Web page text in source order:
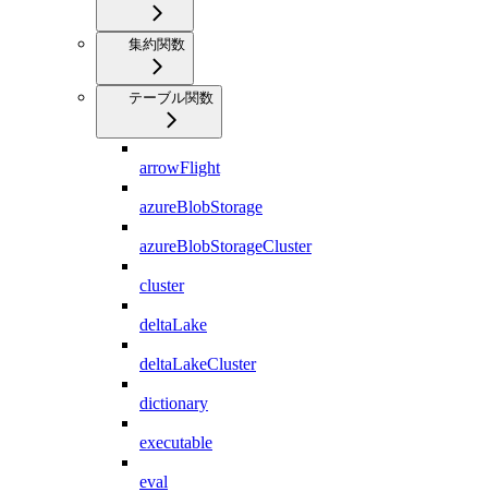
集約関数
テーブル関数
arrowFlight
azureBlobStorage
azureBlobStorageCluster
cluster
deltaLake
deltaLakeCluster
dictionary
executable
eval